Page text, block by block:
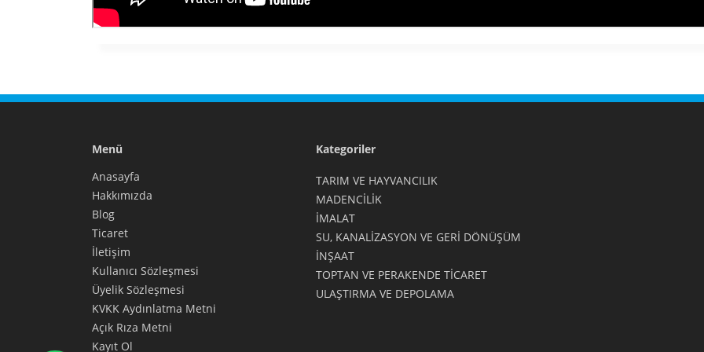
Menü
Anasayfa
Hakkımızda
Blog
Ticaret
İletişim
Kullanıcı Sözleşmesi
Üyelik Sözleşmesi
KVKK Aydınlatma Metni
Açık Rıza Metni
Kayıt Ol
Kategoriler
TARIM VE HAYVANCILIK
MADENCİLİK
İMALAT
SU, KANALİZASYON VE GERİ DÖNÜŞÜM
İNŞAAT
TOPTAN VE PERAKENDE TİCARET
ULAŞTIRMA VE DEPOLAMA